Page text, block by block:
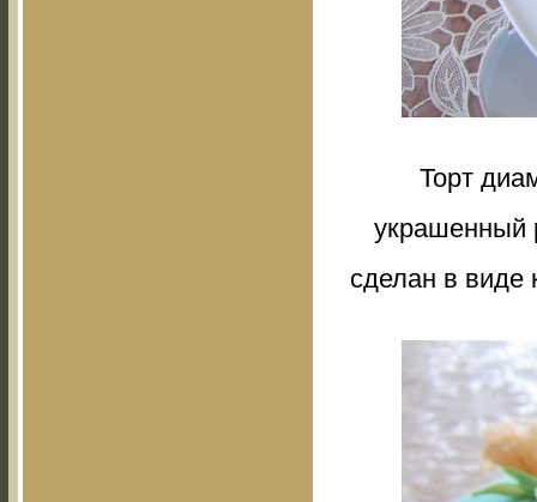
Торт
украшенный
сделан в виде